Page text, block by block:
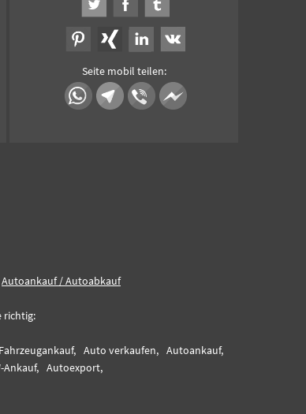
Seite mobil teilen:
Autoankauf / Autoabkauf
richtig:
Fahrzeugankauf, Auto verkaufen, Autoankauf,
Ankauf, Autoexport,